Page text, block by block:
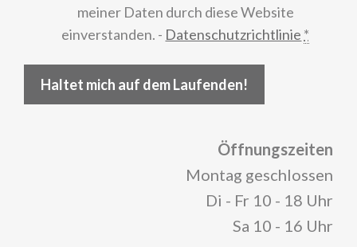
meiner Daten durch diese Website
einverstanden. - Datenschutzrichtlinie *
Haltet mich auf dem Laufenden!
Öffnungszeiten
Montag geschlossen
Di - Fr 10 - 18 Uhr
Sa 10 - 16 Uhr